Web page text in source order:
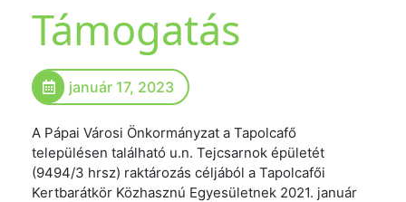
Támogatás
január 17, 2023
A Pápai Városi Önkormányzat a Tapolcafő
településen található u.n. Tejcsarnok épületét
(9494/3 hrsz) raktározás céljából a Tapolcafői
Kertbarátkör Közhasznú Egyesületnek 2021. január